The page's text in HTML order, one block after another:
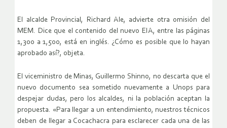
El alcalde Provincial, Richard Ale, advierte otra omisión del
MEM. Dice que el contenido del nuevo EIA, entre las páginas
1,300 a 1,500, está en inglés. ¿Cómo es posible que lo hayan
aprobado así?, objeta.
El viceministro de Minas, Guillermo Shinno, no descarta que el
nuevo documento sea sometido nuevamente a Unops para
despejar dudas, pero los alcaldes, ni la población aceptan la
propuesta. «Para llegar a un entendimiento, nuestros técnicos
deben de llegar a Cocachacra para esclarecer cada una de las